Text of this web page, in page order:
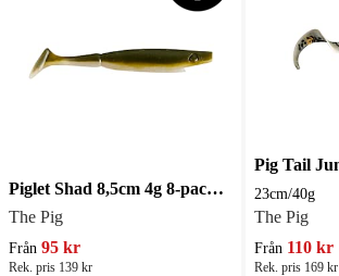
Piglet Shad 8,5cm 4g 8-pack Abborrejigg
The Pig
Från 95 kr
Rek. pris 139 kr
23cm/40g
The Pig
Från 110 kr
Rek. pris 169 kr